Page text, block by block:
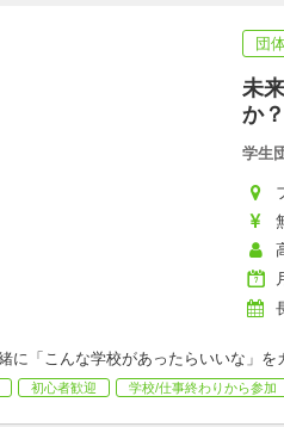
団
未
か
学生
に「こんな学校があったらいいな」
初心者歓迎 学校/仕事終わりから参加